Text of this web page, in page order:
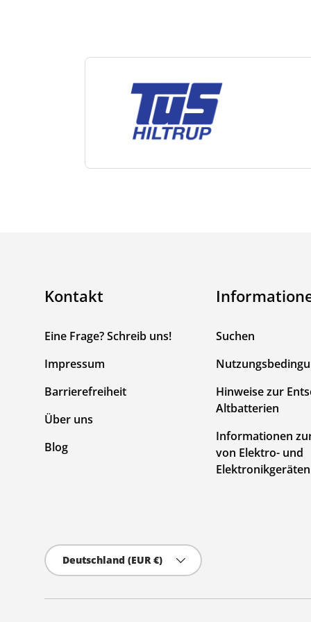
Kontakt
Eine Frage? Schreib uns!
Impressum
Barrierefreiheit
Über uns
Blog
Suchen
Hinweise zur
Altbatterien
Informationen
von Elektro- und
Elektronikgeräten
Land/Region
Deutschland (EUR €)